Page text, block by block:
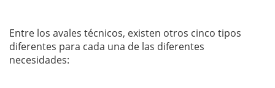
Entre los avales técnicos, existen otros cinco tipos
diferentes para cada una de las diferentes
necesidades: